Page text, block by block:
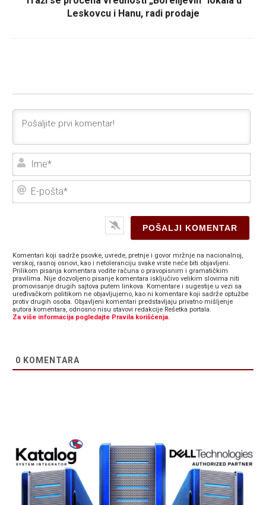
Leskovcu i Hanu, radi prodaje
E-
Komentari koji sadrže psovke, uvrede, pretnje i govor mržnje na nacionalnoj,
verskoj, rasnoj osnovi, kao i netoleranciju svake vrste neće biti objavljeni.
Prilikom pisanja komentara vodite računa o pravopisnim i gramatičkim
pravilima. Nije dozvoljeno pisanje komentara isključivo velikim slovima niti
promovisanje drugih sajtova putem linkova. Komentare i sugestije u vezi sa
uređivačkom politikom ne objavljujemo, kao ni komentare koji sadrže optužbe
protiv drugih osoba. Objavljeni komentari predstavljaju privatno mišljenje
autora komentara, odnosno nisu stavovi redakcije Rešetka portala.
Za više informacija pogledajte Pravila korišćenja.
0 KOMENTARA